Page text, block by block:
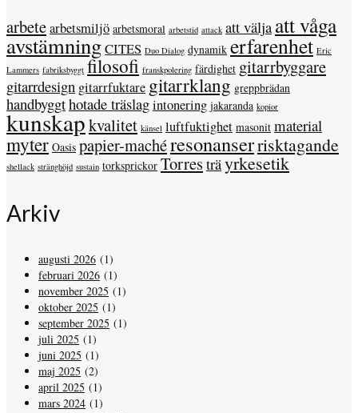
arbetearbetsmiljö arbetsmoral arbetstid attack att välja att våga
avstämningCITES Duo Dialog dynamik erfarenhet Eric
Lammers fabriksbyggt filosofi franskpolering färdighet gitarrbyggare
gitarrdesign gitarrfuktare gitarrklang greppbrädan
handbyggthotade träslagintonering jakaranda kopior
kunskapkvalitet känsel luftfuktighet masonit material
myter Oasis papier-machéresonanserrisktagande
shellack stränghöjd sustain torksprickor Torres träyrkesetik
Arkiv
augusti 2026 (1)
februari 2026 (1)
november 2025 (1)
oktober 2025 (1)
september 2025 (1)
juli 2025 (1)
juni 2025 (1)
maj 2025 (2)
april 2025 (1)
mars 2024 (1)